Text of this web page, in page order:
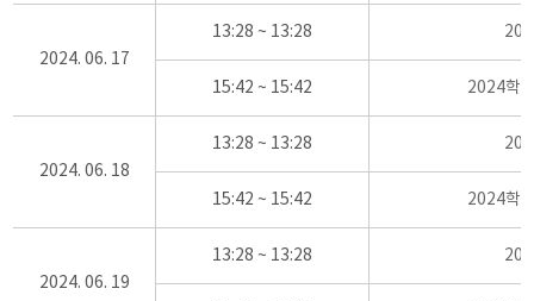
2024. 06. 17
13:28 ~ 13:28
15:42 ~ 15:42 2024학
2024. 06. 18
13:28 ~ 13:28
15:42 ~ 15:42 2024학
2024. 06. 19
13:28 ~ 13:28